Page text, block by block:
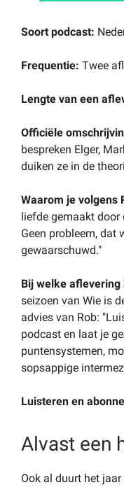
Soort podcast:
Frequentie: Twee
Lengte van een
Officiële
bespreken Elger,
duiken ze in de
Waarom je volgens
liefde gemaakt door
Geen probleem, dat
gewaarschuwd."
Bij welke aflevering
seizoen van Wie is
advies van Rob:
podcast en laat je
puntensystemen,
sopsappige
Luisteren en
Alvast een
Ook al duurt het